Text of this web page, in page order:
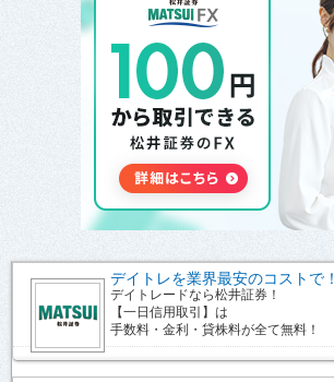
デイトレを業界最安のコストで！
デイトレードなら松井証券！
【一日信用取引】は
手数料・金利・貸株料が全て無料！